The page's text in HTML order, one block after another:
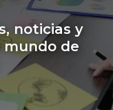
noticias y
de